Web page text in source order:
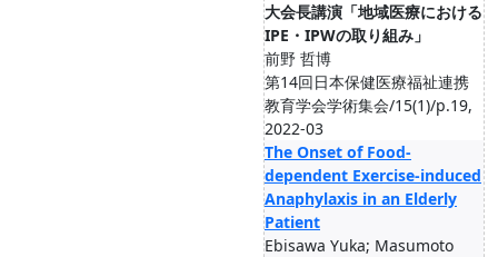
大会長講演「地域医療における
IPE・IPWの取り組み」
前野 哲博
第14回日本保健医療福祉連携
教育学会学術集会/15(1)/p.19,
2022-03
The Onset of Food-
dependent Exercise-induced
Anaphylaxis in an Elderly
Patient
Ebisawa Yuka; Masumoto